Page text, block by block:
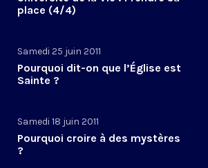
place (4/4)
Samedi 25 juin 2011
Pourquoi dit-on que l’Église est
Sainte ?
Samedi 18 juin 2011
Pourquoi croire à des mystères
?